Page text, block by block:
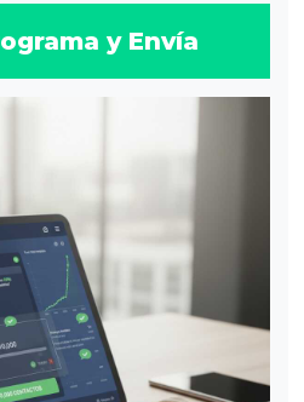
y Envía